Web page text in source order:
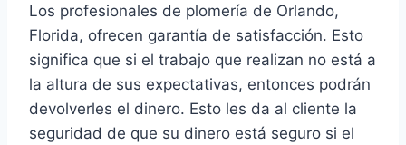
Los profesionales de plomería de Orlando,
Florida, ofrecen garantía de satisfacción. Esto
significa que si el trabajo que realizan no está a
la altura de sus expectativas, entonces podrán
devolverles el dinero. Esto les da al cliente la
seguridad de que su dinero está seguro si el